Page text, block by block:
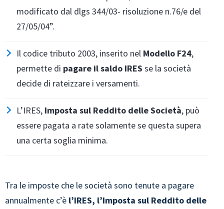
modificato dal dlgs 344/03- risoluzione n.76/e del
27/05/04”.
Il codice tributo 2003, inserito nel Modello F24,
permette di pagare il saldo IRES se la società
decide di rateizzare i versamenti.
L’IRES, Imposta sul Reddito delle Società, può
essere pagata a rate solamente se questa supera
una certa soglia minima.
Tra le imposte che le società sono tenute a pagare
annualmente c’è l’IRES, l’Imposta sul Reddito delle